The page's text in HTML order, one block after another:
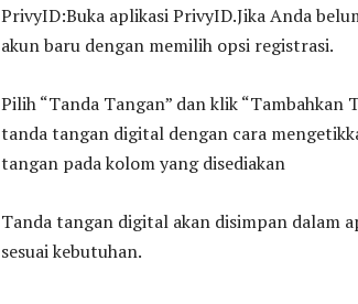
PrivyID:Buka aplikasi PrivyID.Jika Anda
akun baru dengan memilih opsi registrasi.
Pilih “Tanda Tangan” dan klik “Tambahkan
tanda tangan digital dengan cara
tangan pada kolom yang disediakan
Tanda tangan digital akan disimpan dalam
sesuai kebutuhan.